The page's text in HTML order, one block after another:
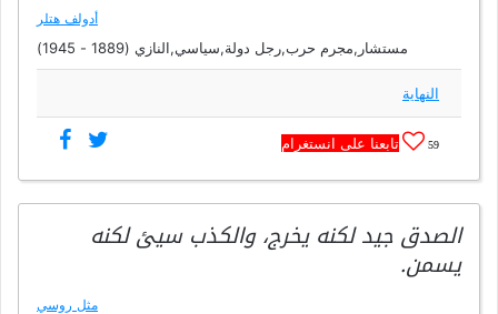
أدولف هتلر
مستشار,مجرم حرب,رجل دولة,سياسي,النازي (1889 - 1945)
النهاية
59 تابعنا على انستغرام
الصدق جيد لكنه يخرج، والكذب سيئ لكنه
يسمن.
مثل روسي